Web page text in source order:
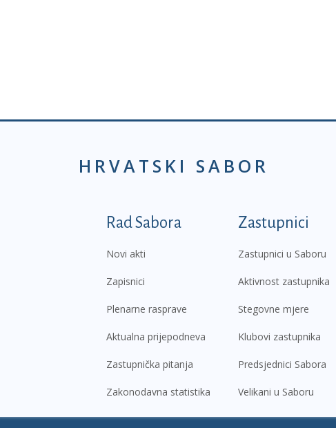
HRVATSKI SABOR
Podnožje prvi izbornik
Rad Sabora
Novi akti
Zapisnici
Plenarne rasprave
Aktualna prijepodneva
Zastupnička pitanja
Zakonodavna statistika
Zastupnici
Zastupnici u Saboru
Aktivnost zastupnika
Stegovne mjere
Klubovi zastupnika
Predsjednici Sabora
Velikani u Saboru